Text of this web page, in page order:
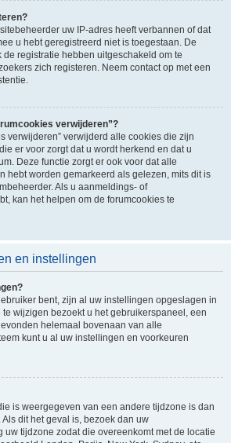
uw IP-adres heeft verbannen of dat
u hebt geregistreerd niet is toegestaan. De
registratie hebben uitgeschakeld om te
zich registeren. Neem contact op met een
verwijderen”?
verwijderen” verwijderd alle cookies die zijn
er voor zorgt dat u wordt herkend en dat u
Deze functie zorgt er ook voor dat alle
hebt worden gemarkeerd als gelezen, mits dit is
Als u aanmeldings- of
kan het helpen om de forumcookies te
en instellingen
bent, zijn al uw instellingen opgeslagen in
wijzigen bezoekt u het gebruikerspaneel, een
helemaal bovenaan van alle
kunt u al uw instellingen en voorkeuren
is weergegeven van een andere tijdzone is dan
dit het geval is, bezoek dan uw
tijdzone zodat die overeenkomt met de locatie